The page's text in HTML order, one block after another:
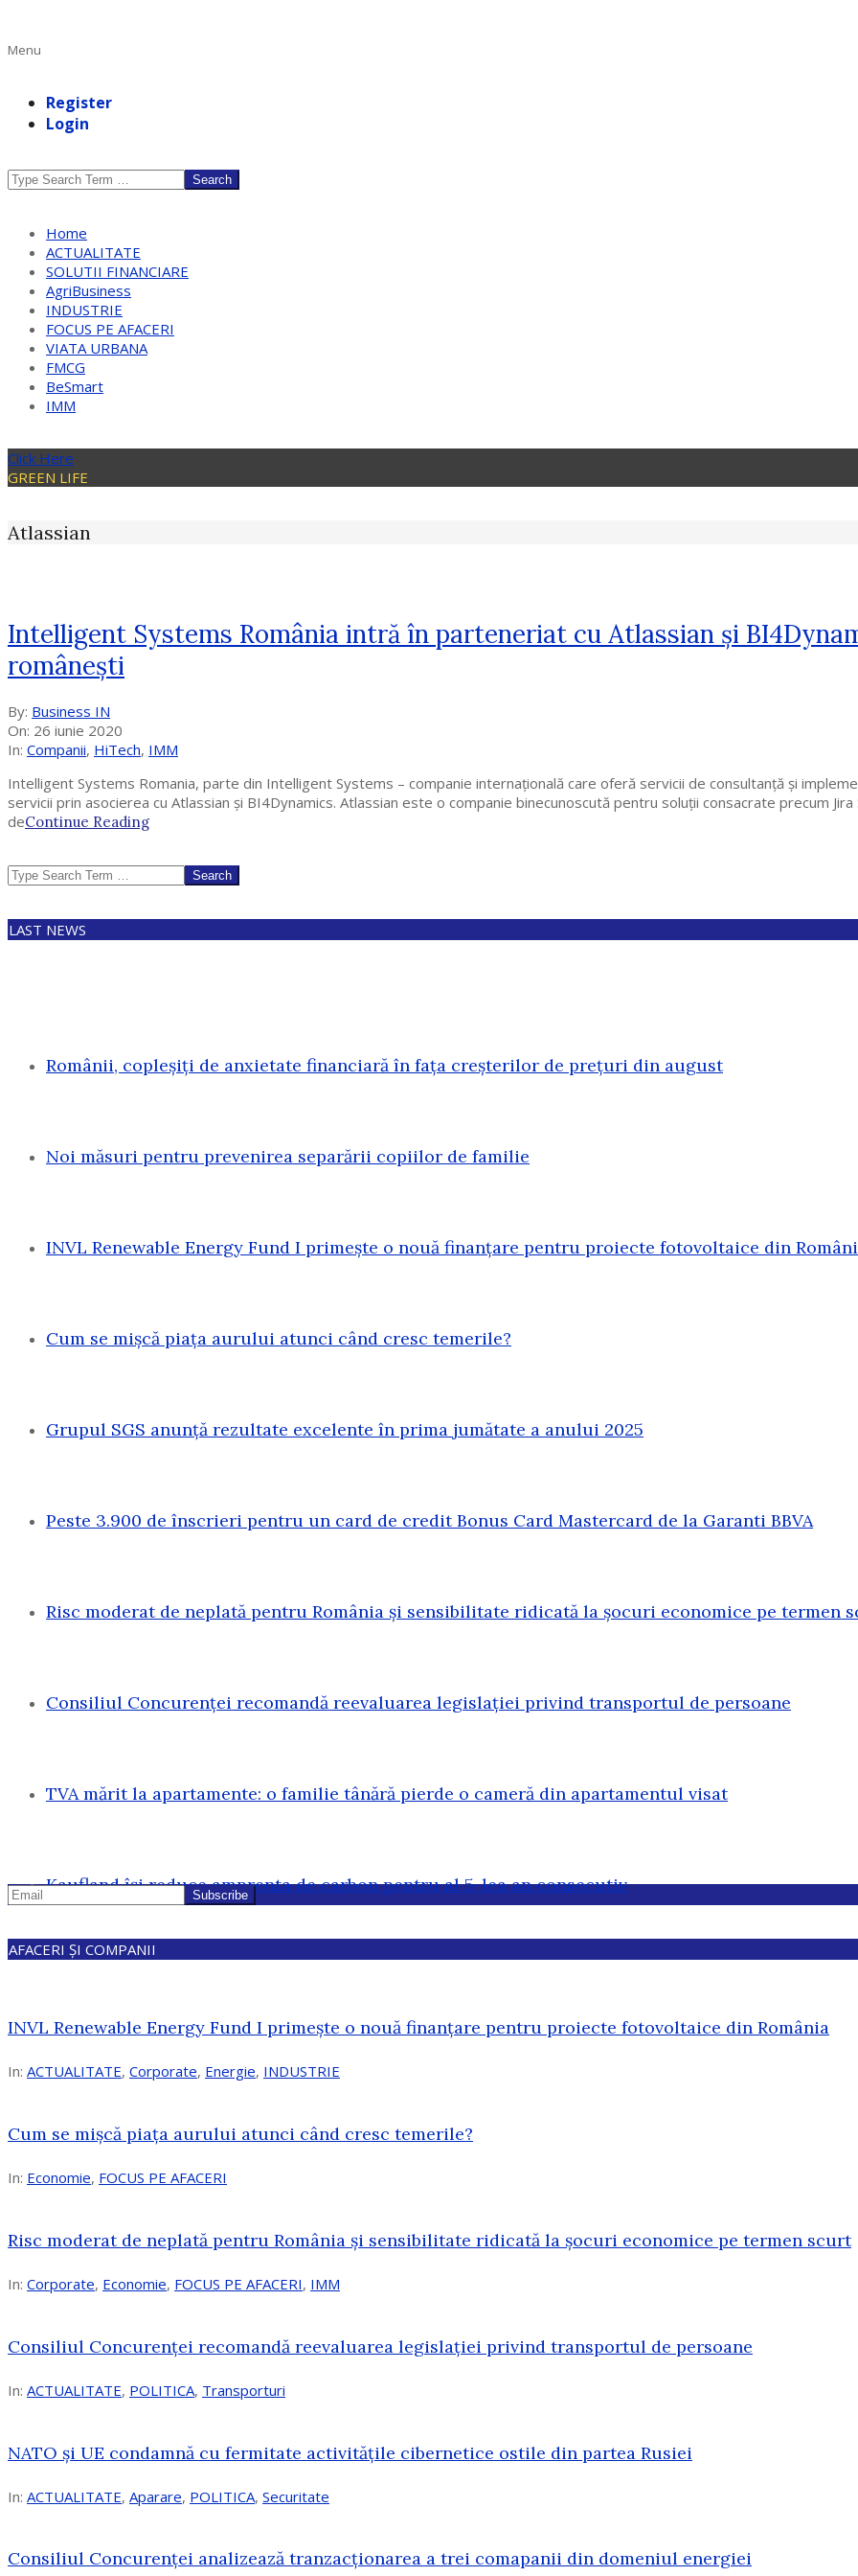
Primary
Menu
Register
Login
Search
Home
ACTUALITATE
SOLUTII FINANCIARE
AgriBusiness
INDUSTRIE
FOCUS PE AFACERI
VIATA URBANA
FMCG
BeSmart
IMM
Click Here
GREEN LIFE
Atlassian
Intelligent Systems România intră în parteneriat cu Atlassian și
românești
2020-
06-
26
By: Business IN
On: 26 iunie 2020
In: Companii, HiTech, IMM
Intelligent Systems Romania, parte din Intelligent Systems – companie internațională care oferă servicii de consultanță şi
servicii prin asocierea cu Atlassian și BI4Dynamics. Atlassian este o companie binecunoscută pentru soluții consacrate precum
deContinue Reading
Search
LAST NEWS
Românii, copleșiți de anxietate financiară în fața creșterilor de prețuri din august
Noi măsuri pentru prevenirea separării copiilor de familie
INVL Renewable Energy Fund I primește o nouă finanțare pentru proiecte fotovoltaice din
Cum se mișcă piața aurului atunci când cresc temerile?
Grupul SGS anunță rezultate excelente în prima jumătate a anului 2025
Peste 3.900 de înscrieri pentru un card de credit Bonus Card Mastercard de la Garanti BBVA
Risc moderat de neplată pentru România și sensibilitate ridicată la șocuri economice pe termen
Consiliul Concurenței recomandă reevaluarea legislației privind transportul de persoane
TVA mărit la apartamente: o familie tânără pierde o cameră din apartamentul visat
Kaufland își reduce amprenta de carbon pentru al 5-lea an consecutiv
AFACERI ȘI COMPANII
INVL Renewable Energy Fund I primește o nouă finanțare pentru proiecte fotovoltaice din România
In: ACTUALITATE, Corporate, Energie, INDUSTRIE
Cum se mișcă piața aurului atunci când cresc temerile?
In: Economie, FOCUS PE AFACERI
Risc moderat de neplată pentru România și sensibilitate ridicată la șocuri economice pe termen scurt
In: Corporate, Economie, FOCUS PE AFACERI, IMM
Consiliul Concurenței recomandă reevaluarea legislației privind transportul de persoane
In: ACTUALITATE, POLITICA, Transporturi
NATO și UE condamnă cu fermitate activitățile cibernetice ostile din partea Rusiei
In: ACTUALITATE, Aparare, POLITICA, Securitate
Consiliul Concurenţei analizează tranzacționarea a trei comapanii din domeniul energiei